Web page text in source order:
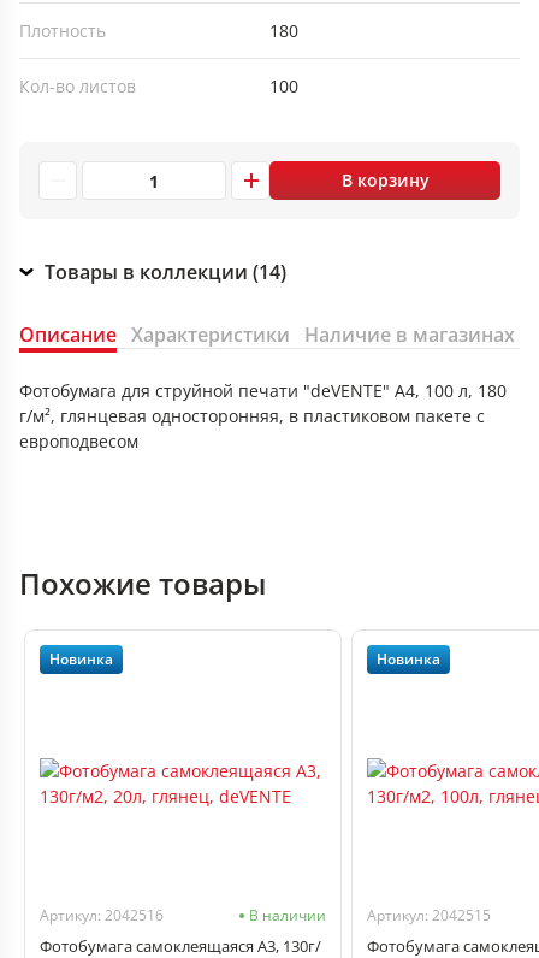
Плотность 180
Кол-во листов 100
В корзину
Товары в коллекции (14)
Описание Характеристики Наличие в магазинах
Фотобумага для струйной печати "deVENTE" A4, 100 л, 180
г/м², глянцевая односторонняя, в пластиковом пакете с
европодвесом
Похожие товары
Новинка
Артикул: 2042516 В наличии
Фотобумага самоклеящаяся А3, 130г/
Новинка
Артикул: 2042515
Фотобумага